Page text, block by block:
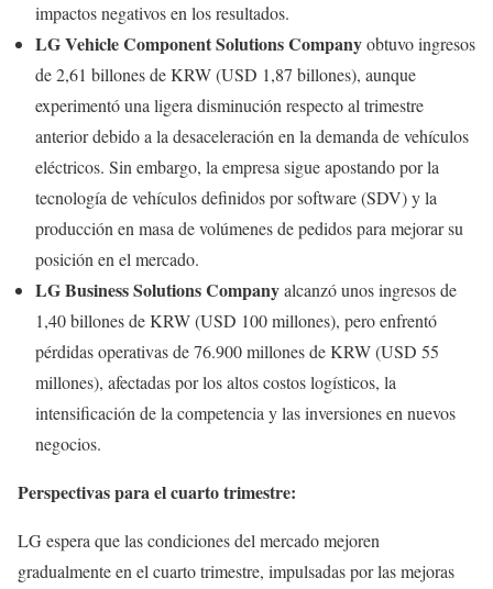
impactos negativos en los resultados.
LG Vehicle Component Solutions Companyobtuvo ingresos
de 2,61 billones de KRW (USD 1,87 billones), aunque
experimentó una ligera disminución respecto al trimestre
anterior debido a la desaceleración en la demanda de vehículos
eléctricos. Sin embargo, la empresa sigue apostando por la
tecnología de vehículos definidos por software (SDV) y la
producción en masa de volúmenes de pedidos para mejorar su
posición en el mercado.
LG Business Solutions Companyalcanzó unos ingresos de
1,40 billones de KRW (USD 100 millones), pero enfrentó
pérdidas operativas de 76.900 millones de KRW (USD 55
millones), afectadas por los altos costos logísticos, la
intensificación de la competencia y las inversiones en nuevos
negocios.
Perspectivas para el cuarto trimestre:
LG espera que las condiciones del mercado mejoren
gradualmente en el cuarto trimestre, impulsadas por las mejoras